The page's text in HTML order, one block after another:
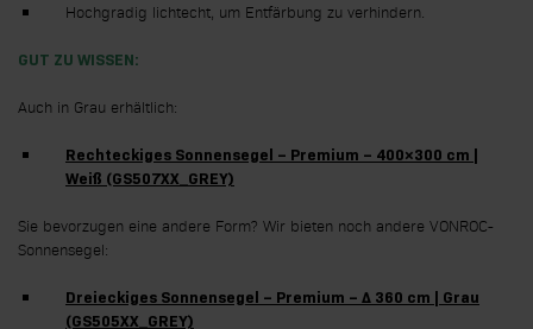
Hochgradig lichtecht, um Entfärbung zu verhindern.
GUT ZU WISSEN:
Auch in Grau erhältlich:
Rechteckiges Sonnensegel – Premium – 400×300 cm |
Weiß (GS507XX_GREY)
Sie bevorzugen eine andere Form? Wir bieten noch andere VONROC-
Sonnensegel:
Dreieckiges Sonnensegel – Premium – ∆ 360 cm | Grau
(GS505XX_GREY)